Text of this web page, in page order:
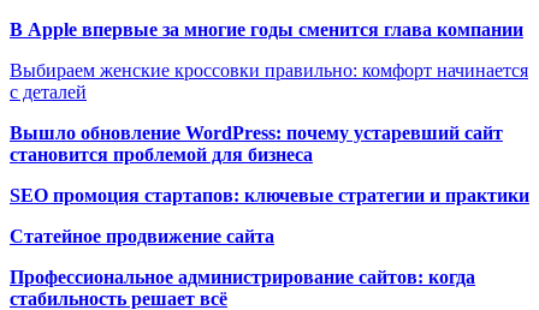
В Apple впервые за многие годы сменится глава компании
Выбираем женские кроссовки правильно: комфорт начинается
с деталей
Вышло обновление WordPress: почему устаревший сайт
становится проблемой для бизнеса
SEO промоция стартапов: ключевые стратегии и практики
Статейное продвижение сайта
Профессиональное администрирование сайтов: когда
стабильность решает всё